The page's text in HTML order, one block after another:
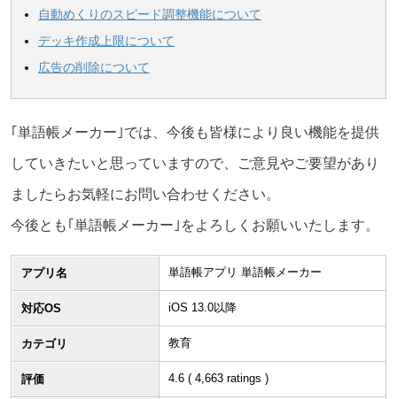
自動めくりのスピード調整機能について
デッキ作成上限について
広告の削除について
｢単語帳メーカー｣では、今後も皆様により良い機能を提供
していきたいと思っていますので、ご意見やご要望があり
ましたらお気軽にお問い合わせください。
今後とも｢単語帳メーカー｣をよろしくお願いいたします。
アプリ名 単語帳アプリ 単語帳メーカー
対応OS iOS 13.0以降
カテゴリ 教育
評価 4.6 ( 4,663 ratings )